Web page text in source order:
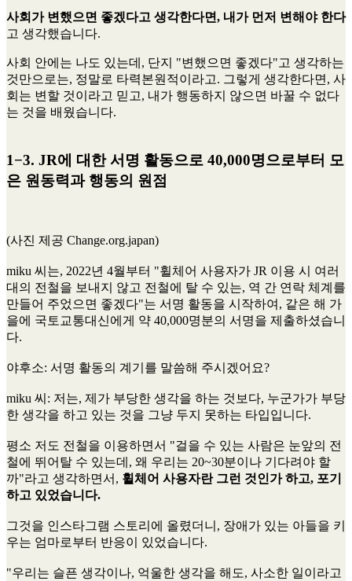
사회가 변했으면 좋겠다고 생각한다면, 내가 먼저 변해야 한다
고 생각했습니다.
사회 안에는 나도 있는데, 단지 "변했으면 좋겠다"고 생각하는
것만으로는, 정말로 타력본원적이라고. 그렇게 생각한다면, 사
회는 변할 것이라고 믿고, 내가 행동하지 않으면 바꿀 수 없다
는 것을 배웠습니다.
1−3. JR에 대한 서명 활동으로 40,000명으로부터 모
은 원동력과 행동의 원점
(사진 제공 Change.org.japan)
miku 씨는, 2022년 4월부터 "휠체어 사용자가 JR 이용 시 여러
대의 전철을 보내지 않고 전철에 탈 수 있는, 역 간 연락 체계를
만들어 주었으면 좋겠다"는 서명 활동을 시작하여, 같은 해 가
을에 국토교통대신에게 약 40,000명분의 서명을 제출하셨습니
다.
야후소: 서명 활동의 계기를 말씀해 주시겠어요?
miku 씨 : 저는, 제가 부당한 생각을 하는 것보다, 누군가가 부당
한 생각을 하고 있는 것을 그냥 두지 못하는 타입입니다.
평소 저도 전철을 이용하면서 "걸을 수 있는 사람은 눈앞의 전
철에 뛰어탈 수 있는데, 왜 우리는 20~30분이나 기다려야 할
까"라고 생각하면서, 휠체어 사용자란 그런 것인가 하고, 포기
하고 있었습니다.
그것을 인스타그램 스토리에 올렸더니, 장애가 있는 아들을 키
우는 엄마로부터 반응이 있었습니다.
"우리는 슬픈 생각이나, 억울한 생각을 해도, 사소한 일이라고